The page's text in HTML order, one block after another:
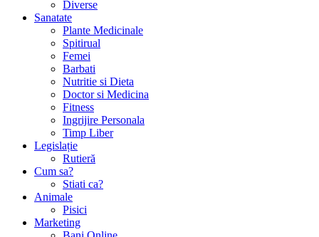
Diverse
Sanatate
Plante Medicinale
Spitirual
Femei
Barbati
Nutritie si Dieta
Doctor si Medicina
Fitness
Ingrijire Personala
Timp Liber
Legislație
Rutieră
Cum sa?
Stiati ca?
Animale
Pisici
Marketing